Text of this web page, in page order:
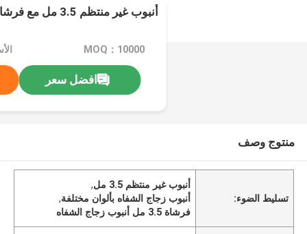
أنبوب غير منتظم 3.5 مل مع فرشاة بألوان مختلفة
MOQ：10000
افضل سعر
منتوج وصف
تسليط الضوء:
أنبوب غير منتظم 3.5 مل
,
أنبوب زجاج الشفاه بألوان مختلفة,
فرشاة 3.5 مل أنبوب زجاج الشفاه